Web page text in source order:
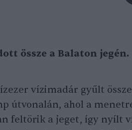
össze a Balaton jegén.
vízimadár gyűlt össze
útvonalán, ahol a
feltörik a jeget, így nyílt